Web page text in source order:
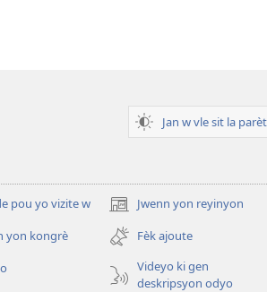
Jan w vle sit la parèt
pou yo vizite w Jwenn yon reyinyon
(opens
new
window)
yon kongrè
Fèk ajoute
Videyo ki gen
deskripsyon odyo